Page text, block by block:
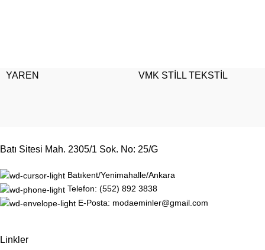
YAREN VMK STİLL TEKSTİL
Batı Sitesi Mah. 2305/1 Sok. No: 25/G
Batıkent/Yenimahalle/Ankara
Telefon: (552) 892 3838
E-Posta: modaeminler@gmail.com
Linkler